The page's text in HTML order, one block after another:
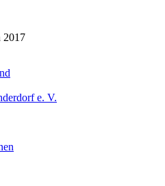
2017
e. V.